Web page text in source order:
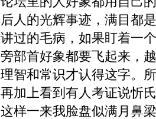
后人的光辉事迹，满目都
讲过的毛病，如果盯着一
旁部首好象都要飞起来，
理智和常识才认得这字。
再加上看到有人考证说忻
这样一来我脸盘似满月鼻